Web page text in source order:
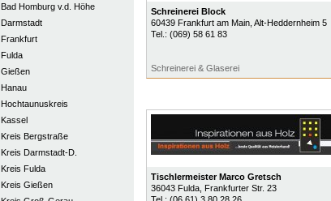
Bad Homburg v.d. Höhe
Darmstadt
Frankfurt
Fulda
Gießen
Hanau
Hochtaunuskreis
Kassel
Kreis Bergstraße
Kreis Darmstadt-D.
Kreis Fulda
Kreis Gießen
Schreinerei Block
60439 Frankfurt am Main, Alt-Heddernheim 5
Tel.: (069) 58 61 83
Schreinerei & Glaserei
Tischlermeister Marco Gretsch
36043 Fulda, Frankfurter Str. 23